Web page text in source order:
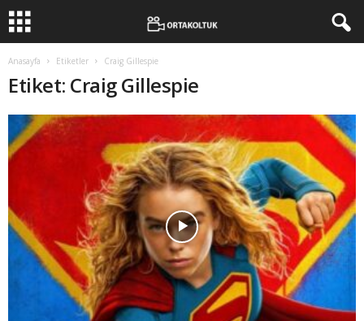
Anasayfa Etiketler Craig Gillespie
Etiket: Craig Gillespie